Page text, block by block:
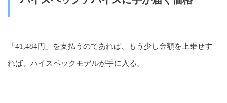
「41,484円」を支払うのであれば、もう少し金額を上乗せす
れば、ハイスペックモデルが手に入る。